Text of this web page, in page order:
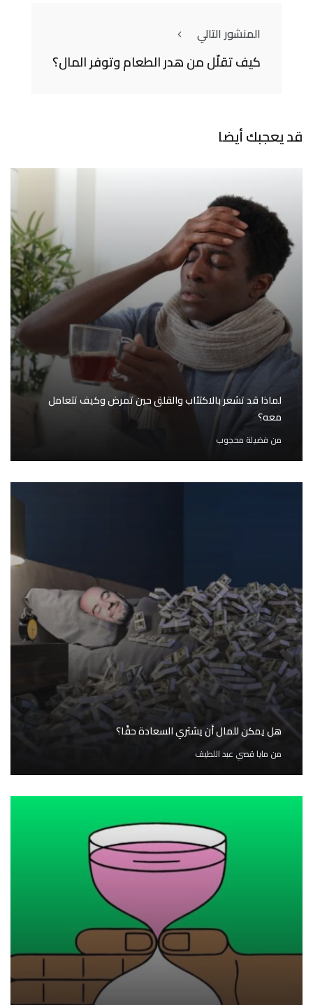
المنشور التالي
كيف تقلّل من هدر الطعام وتوفر المال؟
قد يعجبك أيضا
لماذا قد تشعر بالاكتئاب والقلق حين تمرض وكيف تتعامل
معه؟
من فضيلة محجوب
هل يمكن للمال أن يشتري السعادة حقًا؟
من مايا قصي عبد اللطيف